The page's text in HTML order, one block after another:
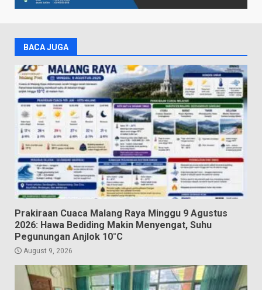
BACA JUGA
Prakiraan Cuaca Malang Raya Minggu 9 Agustus
2026: Hawa Bediding Makin Menyengat, Suhu
Pegunungan Anjlok 10°C
August 9, 2026